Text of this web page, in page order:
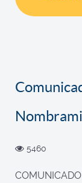
5460